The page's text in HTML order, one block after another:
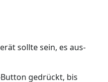
sollte sein, es aus-
gedrückt, bis